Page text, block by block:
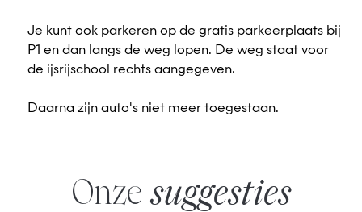
Je kunt ook parkeren op de gratis parkeerplaats bij
P1 en dan langs de weg lopen. De weg staat voor
de ijsrijschool rechts aangegeven.
Daarna zijn auto's niet meer toegestaan.
Onze suggesties